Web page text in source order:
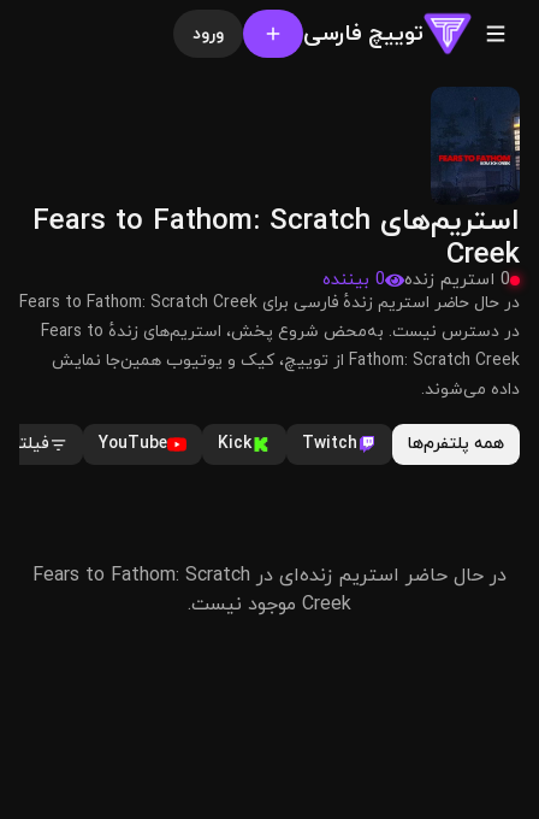
توییچ فارسی ورود
استریم‌های Fears to Fathom: Scratch
Creek
0 استریم زنده 0 بیننده
در حال حاضر استریم زندهٔ فارسی برای Fears to Fathom: Scratch Creek
در دسترس نیست. به‌محض شروع پخش، استریم‌های زندهٔ Fears to
Fathom: Scratch Creek از توییچ، کیک و یوتیوب همین‌جا نمایش
داده می‌شوند.
همه پلتفرم‌ها Twitch
Kick
YouTube
در حال حاضر استریم زنده‌ای در Fears to Fathom: Scratch
Creek موجود نیست.